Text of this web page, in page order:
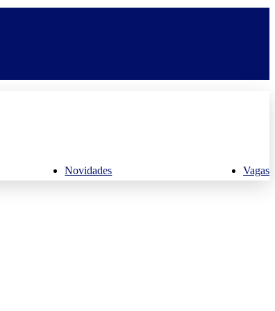
Novidades Vagas